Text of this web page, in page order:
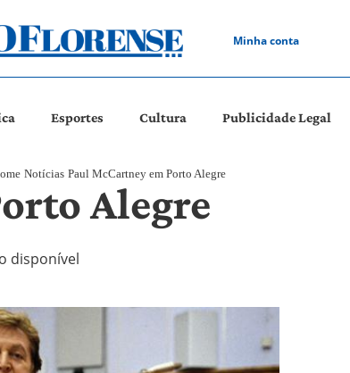
Minha conta
Esportes Cultura Publicidade Legal
Notícias Paul McCartney em Porto Alegre
Alegre
disponível